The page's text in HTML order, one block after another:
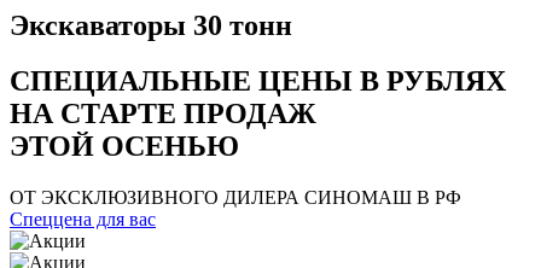
Экскаваторы 30 тонн
СПЕЦИАЛЬНЫЕ ЦЕНЫ В РУБЛЯХ
НА СТАРТЕ ПРОДАЖ
ЭТОЙ ОСЕНЬЮ
ОТ ЭКСКЛЮЗИВНОГО ДИЛЕРА СИНОМАШ В РФ
Спеццена для вас